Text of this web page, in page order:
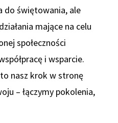
do świętowania, ale
mające na celu
społeczności
i wsparcie.
nasz krok w stronę
– łączymy pokolenia,